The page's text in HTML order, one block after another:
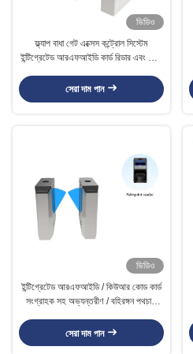
ভিডিও
ফ্ল্যাপ বাধা গেট এক্সেস কন্ট্রোল সিস্টেম
ইন্টিগ্রেটেড আরএফআইডি কার্ড রিডার এবং QR
সেরা দাম পান
ভিডিও
ইন্টিগ্রেটেড আরএফআইডি / কিউআর কোড কার্ড
সংগ্রাহক সহ অভ্যন্তরীণ / বহিরঙ্গন পথচারী
সেরা দাম পান